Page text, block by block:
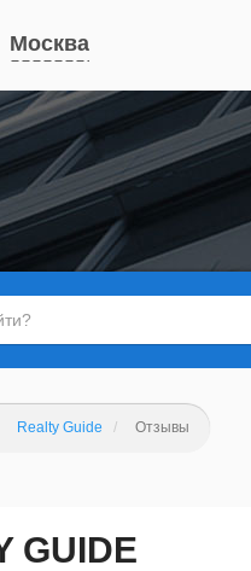
Москва
Realty Guide Отзывы
GUIDE